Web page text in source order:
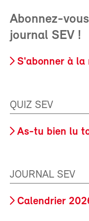
Abonnez-
journal SEV !
S'abonner à la
QUIZ SEV
As-tu bien lu
JOURNAL SEV
Calendrier